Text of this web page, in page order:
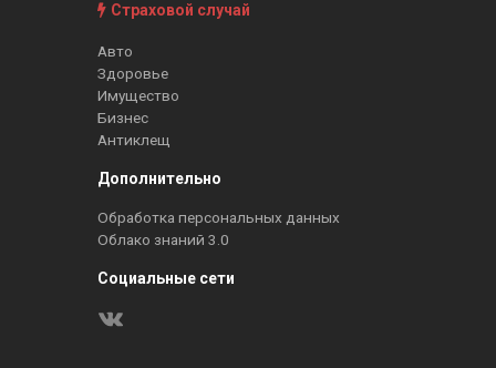
Страховой случай
Авто
Здоровье
Имущество
Бизнес
Антиклещ
Дополнительно
Обработка персональных данных
Облако знаний 3.0
Социальные сети